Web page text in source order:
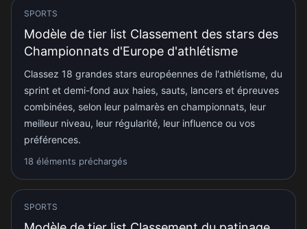
SPORTS
Modèle de tier list Classement des stars des
Championnats d'Europe d'athlétisme
Classez 18 grandes stars européennes de l'athlétisme, du
sprint et demi-fond aux haies, sauts, lancers et épreuves
combinées, selon leur palmarès en championnats, leur
meilleur niveau, leur régularité, leur influence ou vos
préférences.
18 éléments préchargés
SPORTS